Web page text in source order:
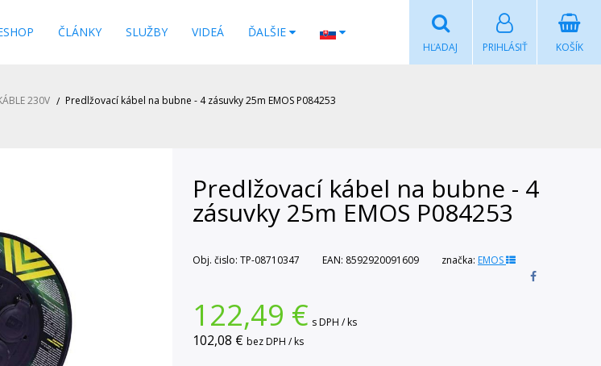
ČLÁNKY SLUŽBY VIDEÁ ĎALŠIE
KOŠÍK
PRIHLÁSIŤ
HĽADAJ
230V Predlžovací kábel na bubne - 4 zásuvky 25m EMOS P084253
Predlžovací kábel na bubne - 4
zásuvky 25m EMOS P084253
Obj. čislo: TP-08710347 EAN: 8592920091609 značka: EMOS
122,49 € s DPH / ks
102,08 € bez DPH / ks